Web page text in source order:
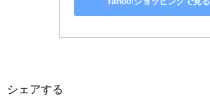
シェアする